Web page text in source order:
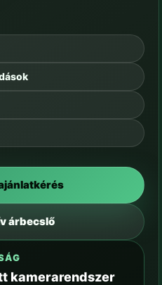
árbecslő
kamerarendszer